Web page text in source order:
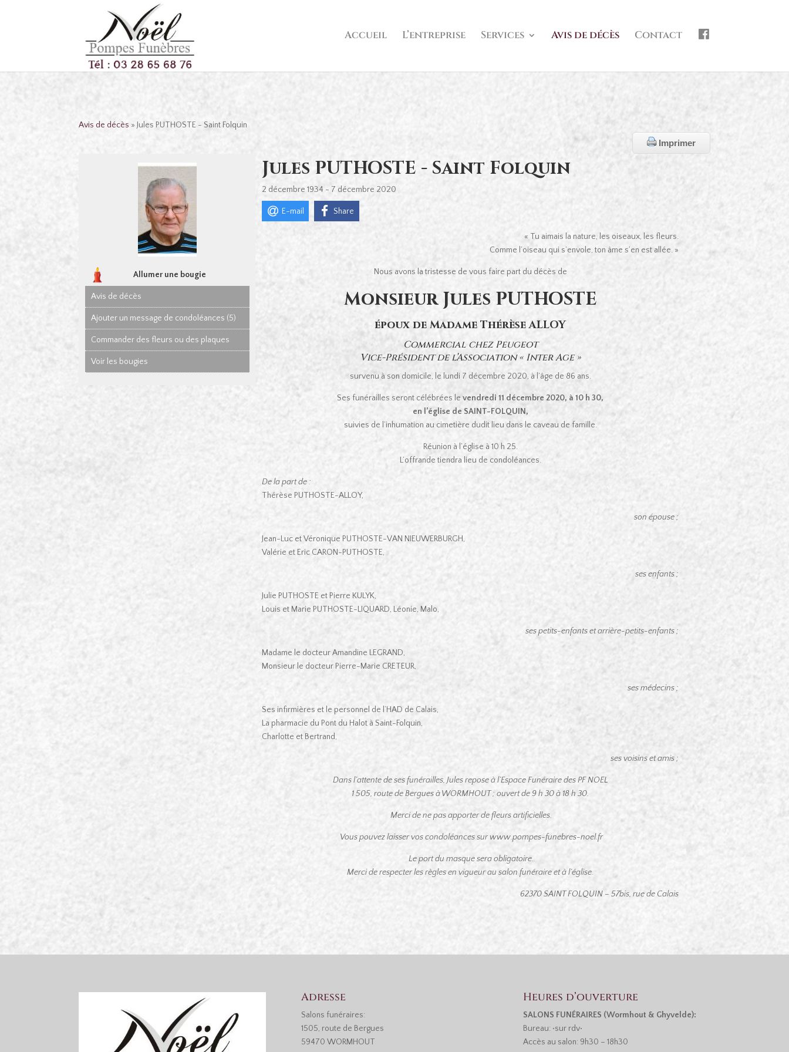
Accueil L’entreprise Services Avis de décès Contact
Avis de décès » Jules PUTHOSTE - Saint Folquin
Imprimer
Allumer une bougie
Avis de décès
Ajouter un message de condoléances (5)
Commander des fleurs ou des plaques
Voir les bougies
Jules PUTHOSTE - Saint Folquin
2 décembre 1934 - 7 décembre 2020
E-mail Share
« Tu aimais la nature, les oiseaux, les fleurs.
Comme l’oiseau qui s’envole, ton âme s’en est allée. »
Nous avons la tristesse de vous faire part du décès de
Monsieur Jules PUTHOSTE
époux de Madame Thérèse ALLOY
Commercial chez Peugeot
Vice-Président de l’Association « Inter Age »
survenu à son domicile, le lundi 7 décembre 2020, à l’âge de 86 ans.
Ses funérailles seront célébrées levendredi 11 décembre 2020, à 10 h 30,
en l’église de SAINT-FOLQUIN,
suivies de l’inhumation au cimetière dudit lieu dans le caveau de famille.
Réunion à l’église à 10 h 25.
L’offrande tiendra lieu de condoléances.
De la part de :
Thérèse PUTHOSTE-ALLOY,
son épouse ;
Jean-Luc et Véronique PUTHOSTE-VAN NIEUWERBURGH,
Valérie et Eric CARON-PUTHOSTE,
ses enfants ;
Julie PUTHOSTE et Pierre KULYK,
Louis et Marie PUTHOSTE-LIQUARD, Léonie, Malo,
ses petits-enfants et arrière-petits-enfants ;
Madame le docteur Amandine LEGRAND,
Monsieur le docteur Pierre-Marie CRETEUR,
ses médecins ;
Ses infirmières et le personnel de l’HAD de Calais,
La pharmacie du Pont du Halot à Saint-Folquin,
Charlotte et Bertrand,
ses voisins et amis ;
Dans l’attente de ses funérailles, Jules repose à l’Espace Funéraire des PF NOEL
1 505, route de Bergues à WORMHOUT ; ouvert de 9 h 30 à 18 h 30.
Merci de ne pas apporter de fleurs artificielles.
Vous pouvez laisser vos condoléances sur www.pompes-funebres-noel.fr
Le port du masque sera obligatoire.
Merci de respecter les règles en vigueur au salon funéraire et à l’église.
62370 SAINT FOLQUIN – 57bis, rue de Calais
Adresse
Salons funéraires:
1505, route de Bergues
59470 WORMHOUT
Heures d’ouverture
SALONS FUNÉRAIRES (Wormhout & Ghyvelde):
Bureau: •sur rdv•
Accès au salon: 9h30 – 18h30